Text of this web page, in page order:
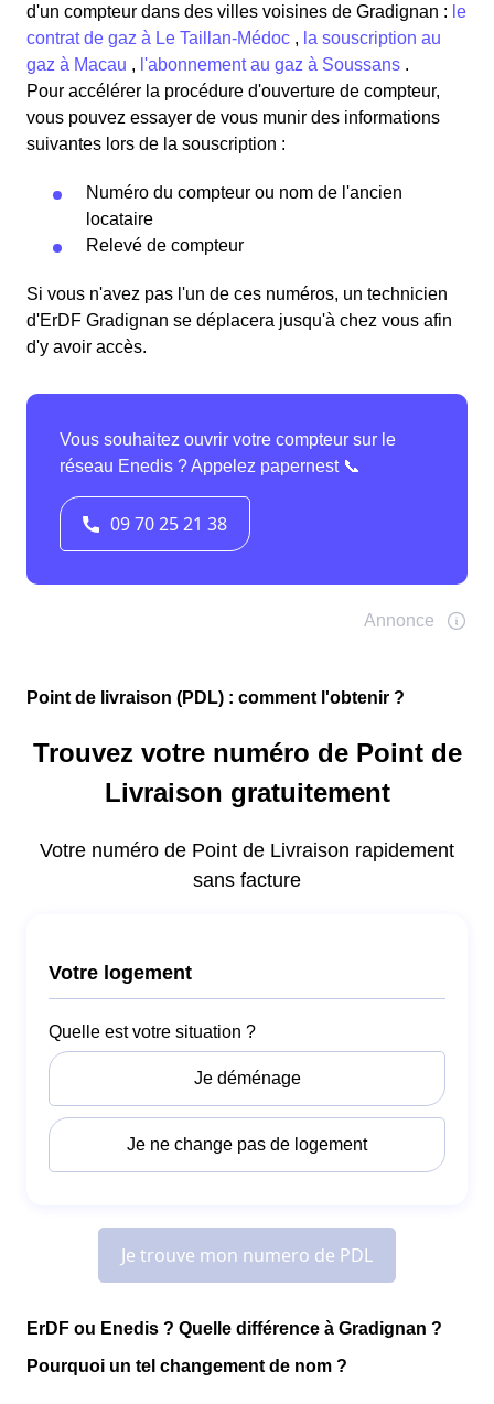
d'un compteur dans des villes voisines de Gradignan : le
contrat de gaz à Le Taillan-Médoc , la souscription au
gaz à Macau , l'abonnement au gaz à Soussans .
Pour accélérer la procédure d'ouverture de compteur,
vous pouvez essayer de vous munir des informations
suivantes lors de la souscription :
Numéro du compteur ou nom de l'ancien
locataire
Relevé de compteur
Si vous n'avez pas l'un de ces numéros, un technicien
d'ErDF Gradignan se déplacera jusqu'à chez vous afin
d'y avoir accès.
Point de livraison (PDL) : comment l'obtenir ?
ErDF ou Enedis ? Quelle différence à Gradignan ?
Pourquoi un tel changement de nom ?